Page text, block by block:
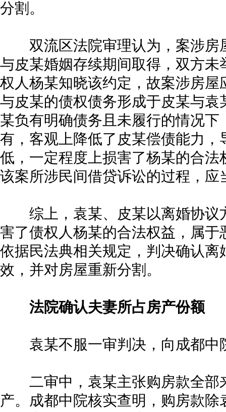
分割。
双流区法院审理认为，案涉房
与皮某婚姻存续期间取得，双方
权人杨某知晓该约定，故案涉房
与皮某的债权债务形成于皮某与
某负有明确债务且未履行的情况
有，客观上降低了皮某偿债能力
低，一定程度上损害了杨某的合
该案所涉民间借贷诉讼的过程，应
综上，袁某、皮某以离婚协议
害了债权人杨某的合法权益，属
依据民法典相关规定，判决确认
效，并对房屋重新分割。
法院确认夫妻所占房产份额
袁某不服一审判决，向成都中
二审中，袁某主张购房款全部
产。成都中院核实查明，购房款